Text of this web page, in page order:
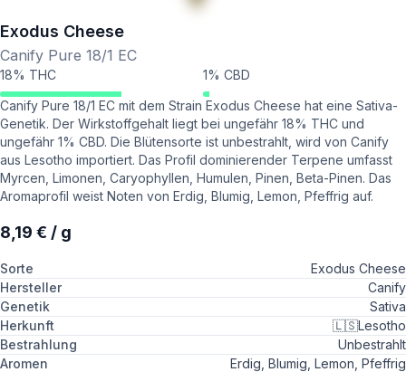
Exodus Cheese
Canify Pure 18/1 EC
18% THC
1% CBD
Canify Pure 18/1 EC mit dem Strain Exodus Cheese hat eine Sativa-
Genetik. Der Wirkstoffgehalt liegt bei ungefähr 18% THC und
ungefähr 1% CBD. Die Blütensorte ist unbestrahlt, wird von Canify
aus Lesotho importiert. Das Profil dominierender Terpene umfasst
Myrcen, Limonen, Caryophyllen, Humulen, Pinen, Beta-Pinen. Das
Aromaprofil weist Noten von Erdig, Blumig, Lemon, Pfeffrig auf.
8,19 € / g
Sorte
Exodus Cheese
Hersteller
Canify
Genetik
Sativa
Herkunft
🇱🇸Lesotho
Bestrahlung
Unbestrahlt
Aromen
Erdig, Blumig, Lemon, Pfeffrig